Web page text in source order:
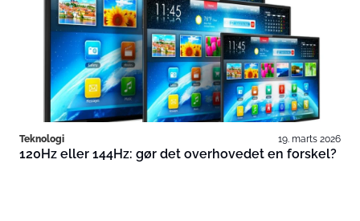
Teknologi 19. marts 2026
120Hz eller 144Hz: gør det overhovedet en forskel?